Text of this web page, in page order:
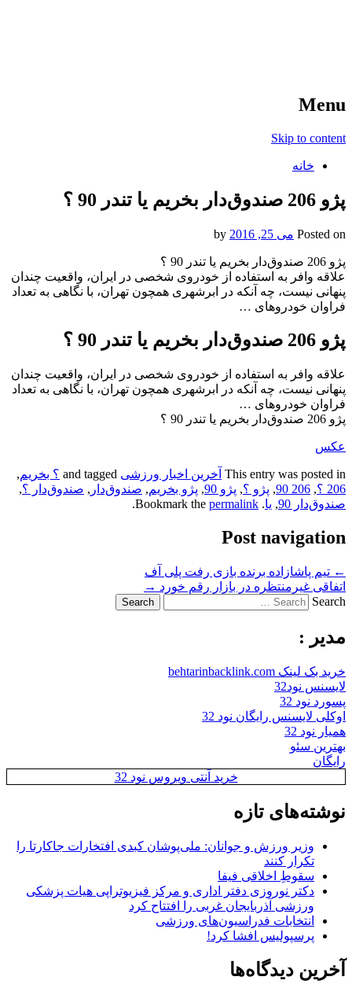
Menu
Skip to content
خانه
پژو 206 صندوق‌دار بخریم یا تندر 90 ؟
Posted on می 25, 2016
پژو 206 صندوق‌دار بخریم یا تندر 90 ؟
علاقه وافر به استفاده از خودروی شخصی در ایران، واقعیت چندان
پنهانی نیست، چه آنکه در ابرشهری همچون تهران، با نگاهی به تعداد
فراوان خودروهای …
پژو 206 صندوق‌دار بخریم یا تندر 90 ؟
علاقه وافر به استفاده از خودروی شخصی در ایران، واقعیت چندان
پنهانی نیست، چه آنکه در ابرشهری همچون تهران، با نگاهی به تعداد
فراوان خودروهای …
پژو 206 صندوق‌دار بخریم یا تندر 90 ؟
عکس
This entry was posted in آخرین اخبار ورزشی ؟ بخریم,
206 ؟
,
206 90
, پژو ؟, پژو 90 , پژو بخریم, صندوق‌دار , صندوق‌دار ؟,
صندوق‌دار 90
, یا. Bookmark the
permalink
.
Post navigation
← تیم پاشازاده برنده بازی رفت پلی آف
اتفاقی غیرمنتظره در بازار رقم خورد →
Search
مدیر :
خرید بک لینک behtarinbacklink.com
لایسنس نود32
پسورد نود 32
اوکلی لایسنس رایگان نود 32
همیار نود 32
بهترین سئو
رایگان
خرید آنتی ویروس نود 32
نوشته‌های تازه
وزیر ورزش و جوانان: ملی‌پوشان کبدی افتخارات جاکارتا را
تکرار کنند
سقوطِ اخلاقی فیفا
دکتر نوروزی دفتر اداری و مرکز فیزیوتراپی هیات پزشکی
ورزشی آذربایجان غربی را افتتاح کرد
انتخابات فدراسیون‌های ورزشی
پرسپولیس افشا کرد!
آخرین دیدگاه‌ها